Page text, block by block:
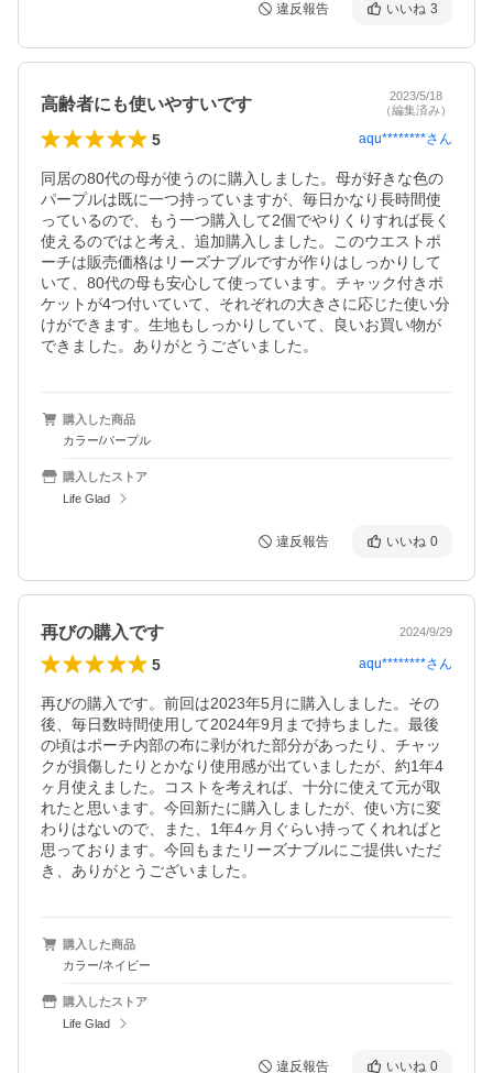
違反報告 いいね 3
高齢者にも使いやすいです
2023/5/18
（編集済み）
5 aqu********さん
同居の80代の母が使うのに購入しました。母が好きな色の
パープルは既に一つ持っていますが、毎日かなり長時間使
っているので、もう一つ購入して2個でやりくりすれば長く
使えるのではと考え、追加購入しました。このウエストポ
ーチは販売価格はリーズナブルですが作りはしっかりして
いて、80代の母も安心して使っています。チャック付きポ
ケットが4つ付いていて、それぞれの大きさに応じた使い分
けができます。生地もしっかりしていて、良いお買い物が
できました。ありがとうございました。
購入した商品
カラー/パープル
購入したストア
Life Glad
違反報告 いいね 0
再びの購入です 2024/9/29
5 aqu********さん
再びの購入です。前回は2023年5月に購入しました。その
後、毎日数時間使用して2024年9月まで持ちました。最後
の頃はポーチ内部の布に剥がれた部分があったり、チャッ
クが損傷したりとかなり使用感が出ていましたが、約1年4
ヶ月使えました。コストを考えれば、十分に使えて元が取
れたと思います。今回新たに購入しましたが、使い方に変
わりはないので、また、1年4ヶ月ぐらい持ってくれればと
思っております。今回もまたリーズナブルにご提供いただ
き、ありがとうございました。
購入した商品
カラー/ネイビー
購入したストア
Life Glad
違反報告 いいね 0